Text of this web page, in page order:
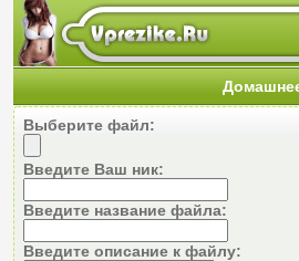
Выберите файл:
Введите Ваш ник:
Введите название файла:
Введите описание к файлу: